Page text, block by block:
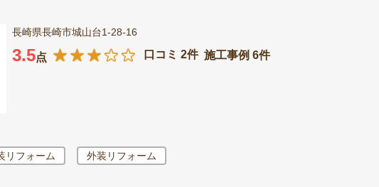
長崎県長崎市城山台1-28-16
3.5点 口コミ 2件 施工事例 6件
リフォーム 外装リフォーム